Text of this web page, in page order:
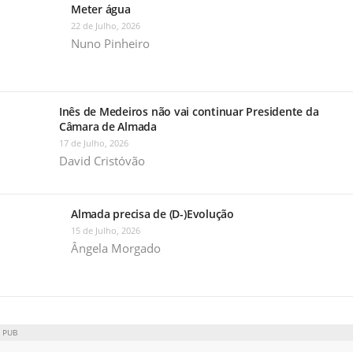
Meter água
22 de Julho, 2026
Nuno Pinheiro
Inês de Medeiros não vai continuar Presidente da
Câmara de Almada
17 de Julho, 2026
David Cristóvão
Almada precisa de (D-)Evolução
15 de Julho, 2026
Ângela Morgado
PUB